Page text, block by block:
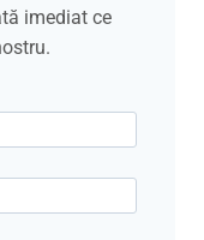
imediat ce